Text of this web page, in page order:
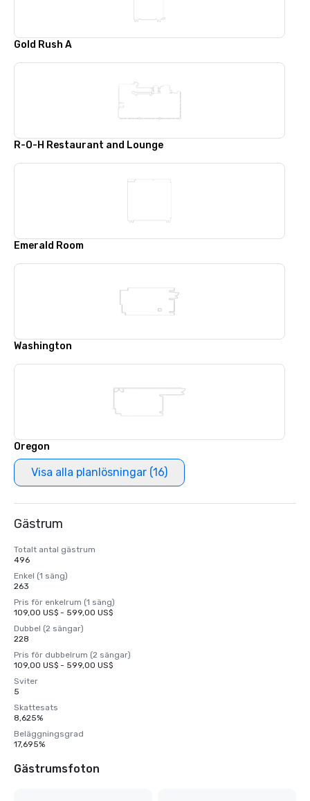
Gold Rush A
R-O-H Restaurant and Lounge
Emerald Room
Washington
Oregon
Visa alla planlösningar (16)
Gästrum
Totalt antal gästrum
496
Enkel (1 säng)
263
Pris för enkelrum (1 säng)
109,00 US$ - 599,00 US$
Dubbel (2 sängar)
228
Pris för dubbelrum (2 sängar)
109,00 US$ - 599,00 US$
Sviter
5
Skattesats
8,625%
Beläggningsgrad
17,695%
Gästrumsfoton